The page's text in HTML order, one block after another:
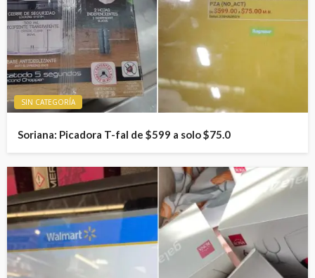
SIN CATEGORÍA
Soriana: Picadora T-fal de $599 a solo $75.0